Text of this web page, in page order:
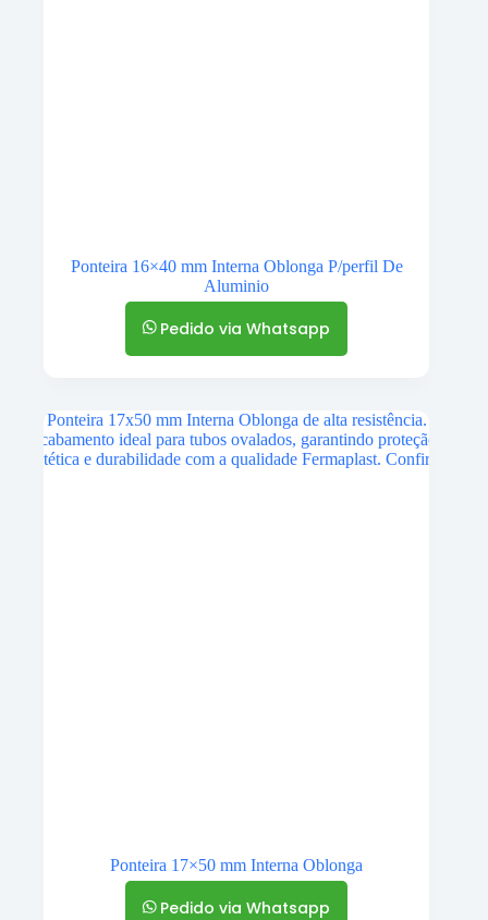
Ponteira 16×40 mm Interna Oblonga P/perfil De
Aluminio
Pedido via Whatsapp
Ponteira 17×50 mm Interna Oblonga
Pedido via Whatsapp